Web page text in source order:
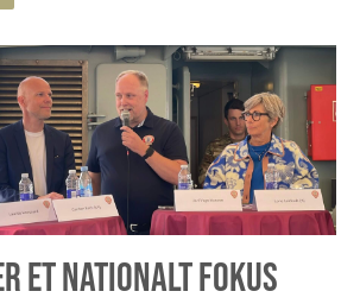
ET NATIONALT FOKUS